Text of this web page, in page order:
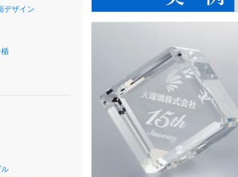
デザイン